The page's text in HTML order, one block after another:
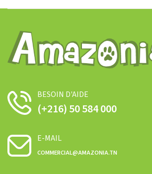
BESOIN D'AIDE
(+216) 50 584 000
E-MAIL
COMMERCIAL@AMAZONIA.TN